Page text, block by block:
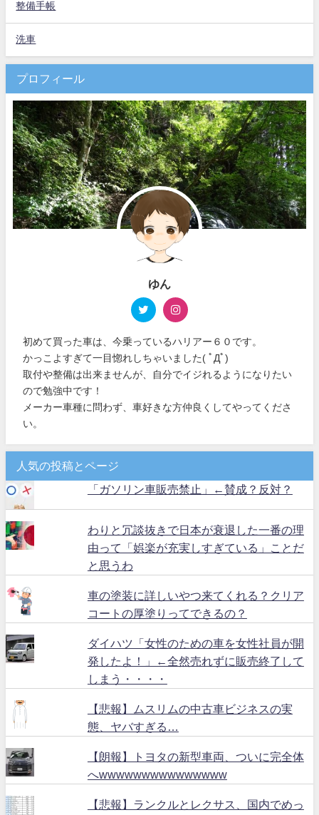
整備手帳
洗車
プロフィール
ゆん
初めて買った車は、今乗っているハリアー６０です。
かっこよすぎて一目惚れしちゃいました( ﾟДﾟ)
取付や整備は出来ませんが、自分でイジれるようになりたい
ので勉強中です！
メーカー車種に問わず、車好きな方仲良くしてやってくださ
い。
人気の投稿とページ
「ガソリン車販売禁止」←賛成？反対？
わりと冗談抜きで日本が衰退した一番の理
由って「娯楽が充実しすぎている」ことだ
と思うわ
車の塗装に詳しいやつ来てくれる？クリア
コートの厚塗りってできるの？
ダイハツ「女性のための車を女性社員が開
発したよ！」←全然売れずに販売終了して
しまう・・・・
【悲報】ムスリムの中古車ビジネスの実
態、ヤバすぎる…
【朗報】トヨタの新型車両、ついに完全体
へwwwwwwwwwwwwwww
【悲報】ランクルとレクサス、国内でめっ